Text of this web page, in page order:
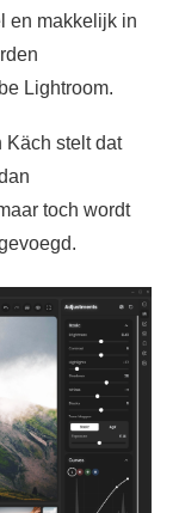
en makkelijk in
Lightroom.
Käch stelt dat
toch wordt